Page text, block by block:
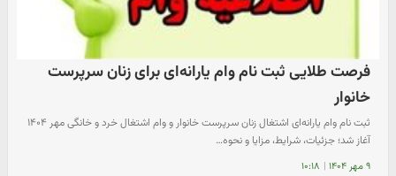
فرصت طلایی ثبت نام وام یارانه‌ای برای زنان سرپرست
خانوار
ثبت نام وام یارانه‌ای اشتغال زنان سرپرست خانوار و وام اشتغال خرد و خانگی مهر ۱۴۰۴
آغاز شد؛ جزئیات، شرایط، مزایا و نحوه…
۹ مهر ۱۴۰۴ | ۱۰:۱۸